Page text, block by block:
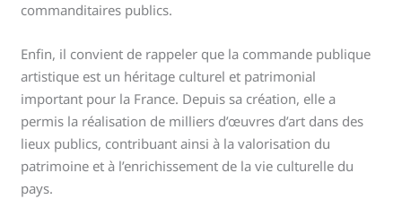
commanditaires publics.
Enfin, il convient de rappeler que la commande publique
artistique est un héritage culturel et patrimonial
important pour la France. Depuis sa création, elle a
permis la réalisation de milliers d’œuvres d’art dans des
lieux publics, contribuant ainsi à la valorisation du
patrimoine et à l’enrichissement de la vie culturelle du
pays.